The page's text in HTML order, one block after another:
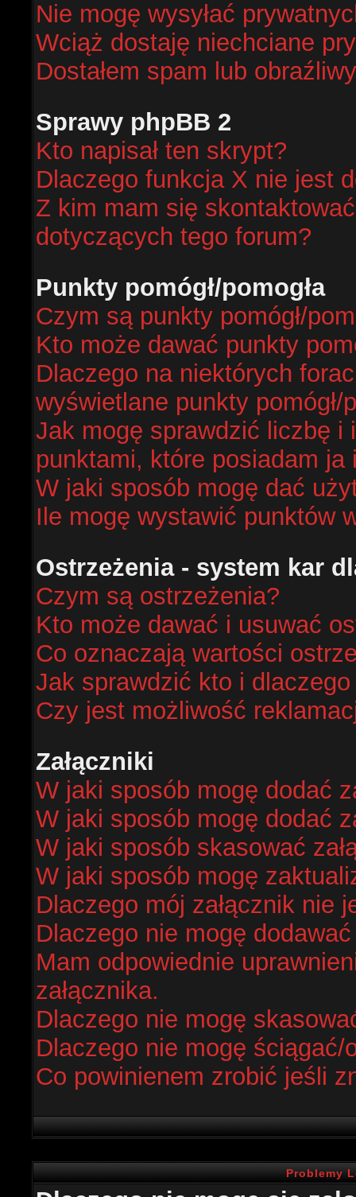
Nie mogę wysyłać
Wciąż dostaję niechciane
Dostałem spam lub
Sprawy phpBB 2
Kto napisał ten skrypt?
Dlaczego funkcja X nie jest
Z kim mam się
dotyczących tego forum?
Punkty pomógł/pomogła
Czym są punkty pomógł/
Kto może dawać punkty
Dlaczego na niektórych
wyświetlane punkty pomógł/
Jak mogę sprawdzić liczbę i
punktami, które posiadam
W jaki sposób mogę dać
Ile mogę wystawić punktów
Ostrzeżenia - system kar
Czym są ostrzeżenia?
Kto może dawać i usuwać
Co oznaczają wartości
Jak sprawdzić kto i dlaczego
Czy jest możliwość
Załączniki
W jaki sposób mogę dodać
W jaki sposób mogę dodać
W jaki sposób skasować
W jaki sposób mogę
Dlaczego mój załącznik nie
Dlaczego nie mogę dodawać
Mam odpowiednie
załącznika.
Dlaczego nie mogę
Dlaczego nie mogę ściągać/
Co powinienem zrobić jeśli
Problemy